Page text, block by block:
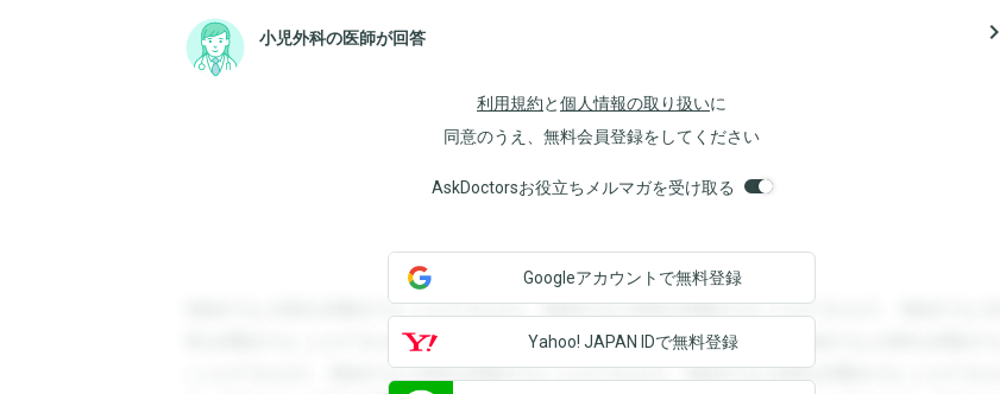
小児外科の医師が回答 navigate_next
利用規約と個人情報の取り扱いに
同意のうえ、無料会員登録をしてください
AskDoctorsお役立ちメルマガを受け取る
登録すると回答を閲覧することができます。登録すると回答を閲覧することができます。登録すると回
答を閲覧することができます。登録すると回答を閲覧することができます。登録すると回答を閲覧する
ことができます。登録すると回答を閲覧することができます。登録すると回答を閲覧することができま
Googleアカウントで無料登録
Yahoo! JAPAN IDで無料登録